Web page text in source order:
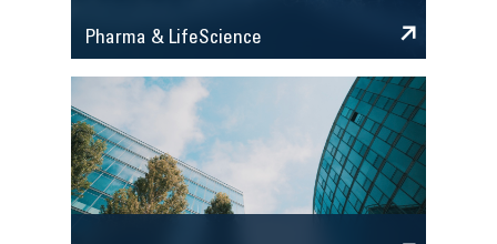
Pharma & LifeScience